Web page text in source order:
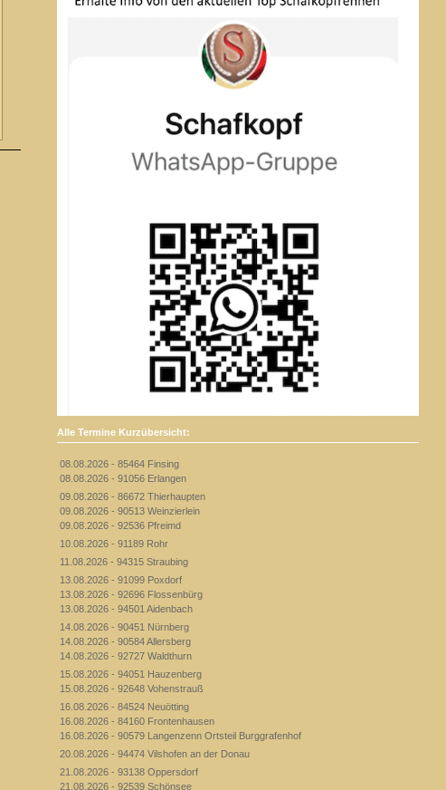
Alle Termine Kurzübersicht:
08.08.2026 - 85464 Finsing
08.08.2026 - 91056 Erlangen
09.08.2026 - 86672 Thierhaupten
09.08.2026 - 90513 Weinzierlein
09.08.2026 - 92536 Pfreimd
10.08.2026 - 91189 Rohr
11.08.2026 - 94315 Straubing
13.08.2026 - 91099 Poxdorf
13.08.2026 - 92696 Flossenbürg
13.08.2026 - 94501 Aidenbach
14.08.2026 - 90451 Nürnberg
14.08.2026 - 90584 Allersberg
14.08.2026 - 92727 Waldthurn
15.08.2026 - 94051 Hauzenberg
15.08.2026 - 92648 Vohenstrauß
16.08.2026 - 84524 Neuötting
16.08.2026 - 84160 Frontenhausen
16.08.2026 - 90579 Langenzenn Ortsteil Burggrafenhof
20.08.2026 - 94474 Vilshofen an der Donau
21.08.2026 - 93138 Oppersdorf
21.08.2026 - 92539 Schönsee